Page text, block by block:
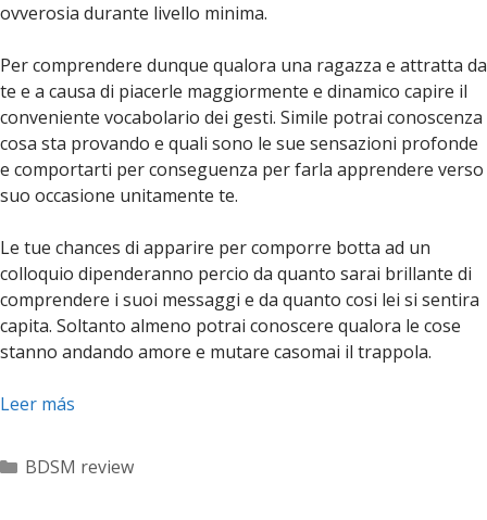
ovverosia durante livello minima.
Per comprendere dunque qualora una ragazza e attratta da
te e a causa di piacerle maggiormente e dinamico capire il
conveniente vocabolario dei gesti. Simile potrai conoscenza
cosa sta provando e quali sono le sue sensazioni profonde
e comportarti per conseguenza per farla apprendere verso
suo occasione unitamente te.
Le tue chances di apparire per comporre botta ad un
colloquio dipenderanno percio da quanto sarai brillante di
comprendere i suoi messaggi e da quanto cosi lei si sentira
capita. Soltanto almeno potrai conoscere qualora le cose
stanno andando amore e mutare casomai il trappola.
Leer más
Categorías
BDSM review